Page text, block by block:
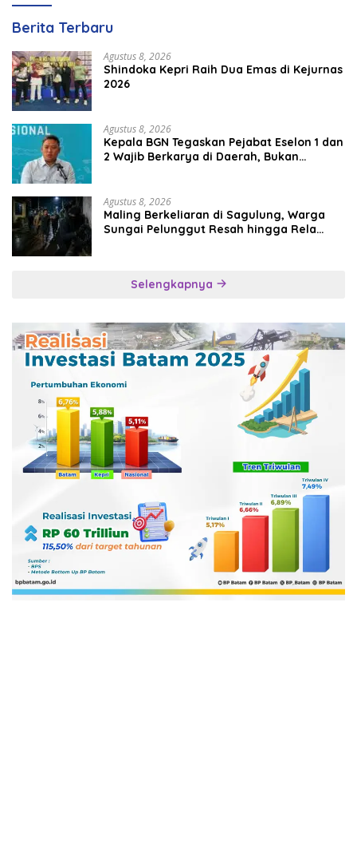
Berita Terbaru
Agustus 8, 2026
Shindoka Kepri Raih Dua Emas di Kejurnas
2026
Agustus 8, 2026
Kepala BGN Tegaskan Pejabat Eselon 1 dan
2 Wajib Berkarya di Daerah, Bukan
Agustus 8, 2026
Maling Berkeliaran di Sagulung, Warga
Sungai Pelunggut Resah hingga Rela
Selengkapnya